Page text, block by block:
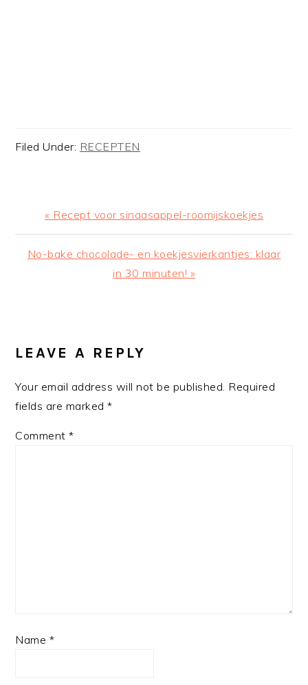
Filed Under: RECEPTEN
Previous
Post:
« Recept voor sinaasappel-roomijskoekjes
Next
No-bake chocolade- en koekjesvierkantjes: klaar
in 30 minuten! »
INTERACTIONS
LEAVE A REPLY
Your email address will not be published. Required
fields are marked*
Comment*
Name *